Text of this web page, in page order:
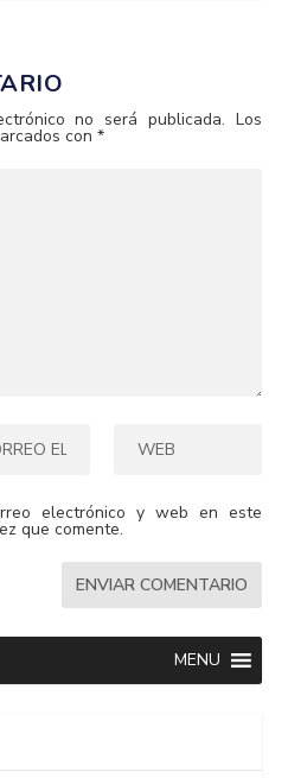
no será publicada. Los
con*
electrónico y web en este
que comente.
MENU